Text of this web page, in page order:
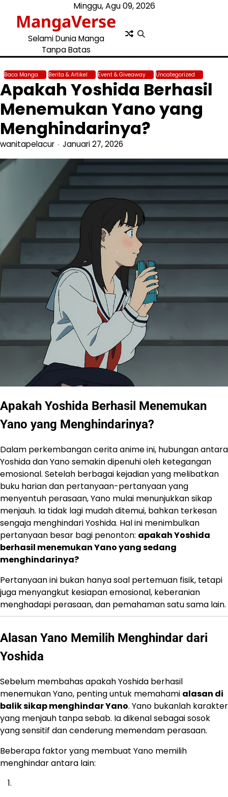
content
Minggu, Agu 09, 2026
MangaVerse
Selami Dunia Manga
Tanpa Batas
Baca Manga Berita & Artikel Event & Giveaway Uncategorized
Apakah Yoshida Berhasil
Menemukan Yano yang
Menghindarinya?
wanitapelacur Januari 27, 2026
Apakah Yoshida Berhasil Menemukan
Yano yang Menghindarinya?
Dalam perkembangan cerita anime ini, hubungan antara
Yoshida dan Yano semakin dipenuhi oleh ketegangan
emosional. Setelah berbagai kejadian yang melibatkan
buku harian dan pertanyaan-pertanyaan yang
menyentuh perasaan, Yano mulai menunjukkan sikap
menjauh. Ia tidak lagi mudah ditemui, bahkan terkesan
sengaja menghindari Yoshida. Hal ini menimbulkan
pertanyaan besar bagi penonton: apakah Yoshida
berhasil menemukan Yano yang sedang
menghindarinya?
Pertanyaan ini bukan hanya soal pertemuan fisik, tetapi
juga menyangkut kesiapan emosional, keberanian
menghadapi perasaan, dan pemahaman satu sama lain.
Alasan Yano Memilih Menghindar dari
Yoshida
Sebelum membahas apakah Yoshida berhasil
menemukan Yano, penting untuk memahami alasan di
balik sikap menghindar Yano. Yano bukanlah karakter
yang menjauh tanpa sebab. Ia dikenal sebagai sosok
yang sensitif dan cenderung memendam perasaan.
Beberapa faktor yang membuat Yano memilih
menghindar antara lain: